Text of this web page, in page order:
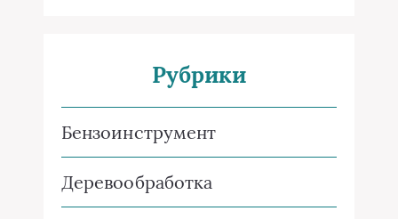
Рубрики
Бензоинструмент
Деревообработка